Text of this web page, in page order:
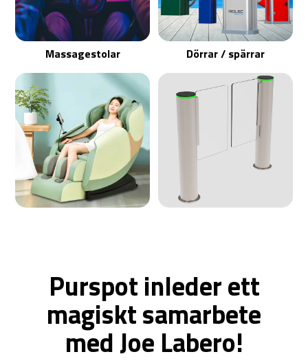
Massagestolar Dörrar / spärrar
Purspot inleder ett
magiskt samarbete
med Joe Labero!